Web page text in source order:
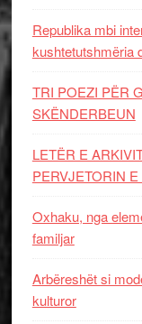
Republika mbi
kushtetutshmëria
TRI POEZI PËR
SKËNDERBEUN
LETËR E
PERVJETORIN
Oxhaku, nga
familjar
Arbëreshët si
kulturor